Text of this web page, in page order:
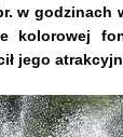
w
kolorowej
jego